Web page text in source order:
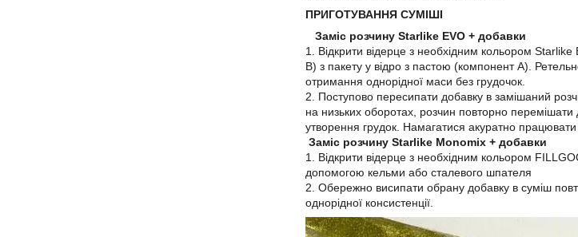
ПРИГОТУВАННЯ СУМІШІ
Заміс розчину Starlike EVO + добавки
1. Відкрити відерце з необхідним кольором
В) з пакету у відро з пастою (компонент А).
отримання однорідної маси без грудочок.
2. Поступово пересипати добавку в замішаний
на низьких оборотах, розчин повторно
утворення грудок. Намагатися акуратно
Заміс розчину Starlike Monomix + добавки
1. Відкрити відерце з необхідним кольором
допомогою кельми або сталевого шпателя
2. Обережно висипати обрану добавку в суміш
однорідної консистенції.